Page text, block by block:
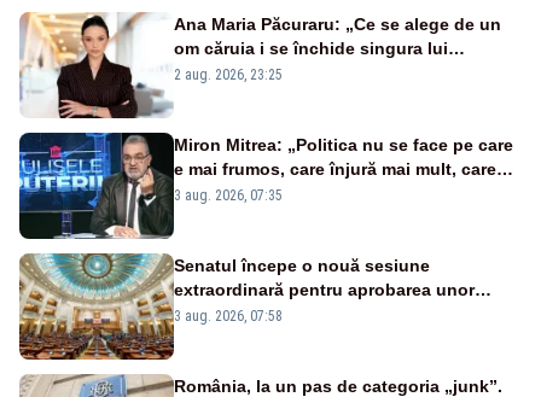
Ana Maria Păcuraru: „Ce se alege de un
om căruia i se închide singura lui
portiță?”
2 aug. 2026, 23:25
Miron Mitrea: „Politica nu se face pe care
e mai frumos, care înjură mai mult, care
țipă mai tare, ci pe proiecte”
3 aug. 2026, 07:35
Senatul începe o nouă sesiune
extraordinară pentru aprobarea unor
jaloane din PNRR
3 aug. 2026, 07:58
România, la un pas de categoria „junk”.